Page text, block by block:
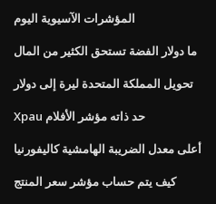
المؤشرات الآسيوية اليوم
ما دولار الفضة تستحق الكثير من المال
تحويل المملكة المتحدة ليرة إلى دولار
Xpau حد ذاته مؤشر الأفلام
أعلى معدل الضريبة الهامشية كاليفورنيا
كيف يتم حساب مؤشر سعر المنتج